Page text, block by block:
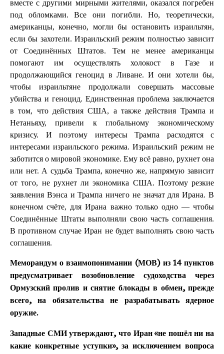
вместе с другими мирными жителями, оказался погребен
под обломками. Все они погибли. Но, теоретически,
американцы, конечно, могли бы остановить израильтян,
если бы захотели. Израильский режим полностью зависит
от Соединённых Штатов. Тем не менее американцы
помогают им осуществлять холокост в Газе и
продолжающийся геноцид в Ливане. И они хотели бы,
чтобы израильтяне продолжали совершать массовые
убийства и геноцид. Единственная проблема заключается
в том, что действия США, а также действия Трампа и
Нетаньяху, привели к глобальному экономическому
кризису. И поэтому интересы Трампа расходятся с
интересами израильского режима. Израильский режим не
заботится о мировой экономике. Ему всё равно, рухнет она
или нет. А судьба Трампа, конечно же, напрямую зависит
от того, не рухнет ли экономика США. Поэтому резкие
заявления Вэнса и Трампа ничего не значат для Ирана. В
конечном счёте, для Ирана важно только одно — чтобы
Соединённые Штаты выполняли свою часть соглашения.
В противном случае Иран не будет выполнять свою часть
соглашения.
Меморандум о взаимопонимании (МОВ) из 14 пунктов
предусматривает возобновление судоходства через
Ормузский пролив и снятие блокады в обмен, прежде
всего, на обязательства не разрабатывать ядерное
оружие.
Западные СМИ утверждают, что Иран «не пошёл ни на
какие конкретные уступки», за исключением вопроса